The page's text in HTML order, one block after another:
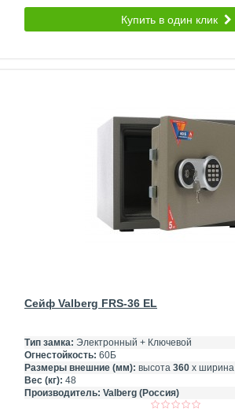
Купить в один клик
Сейф Valberg FRS-36 EL
Тип замка: Электронный + Ключевой
Огнестойкость: 60Б
Размеры внешние (мм): высота 360 х ширина
Вес (кг): 48
Производитель: Valberg (Россия)